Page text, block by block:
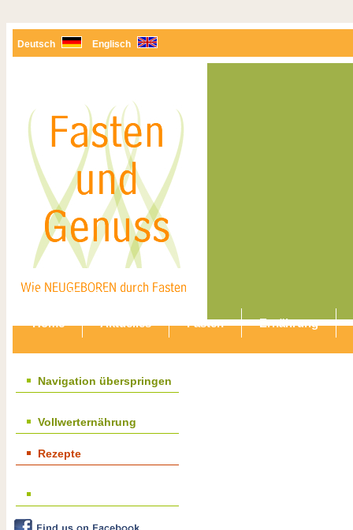
Deutsch Englisch
Navigation überspringen
Home Aktuelles Fasten Ernährung
Navigation überspringen
Vollwerternährung
Rezepte